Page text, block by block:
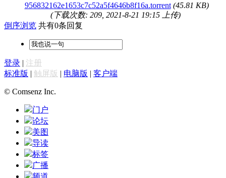
956832162e1653c7c52a5f4646b8f16a.torrent (45.81 KB)
(下载次数: 209, 2021-8-21 19:15 上传)
倒序浏览 共有0条回复
登录 | 注册
标准版 | 触屏版 | 电脑版 | 客户端
© Comsenz Inc.
门户
论坛
美图
导读
标签
广播
频道